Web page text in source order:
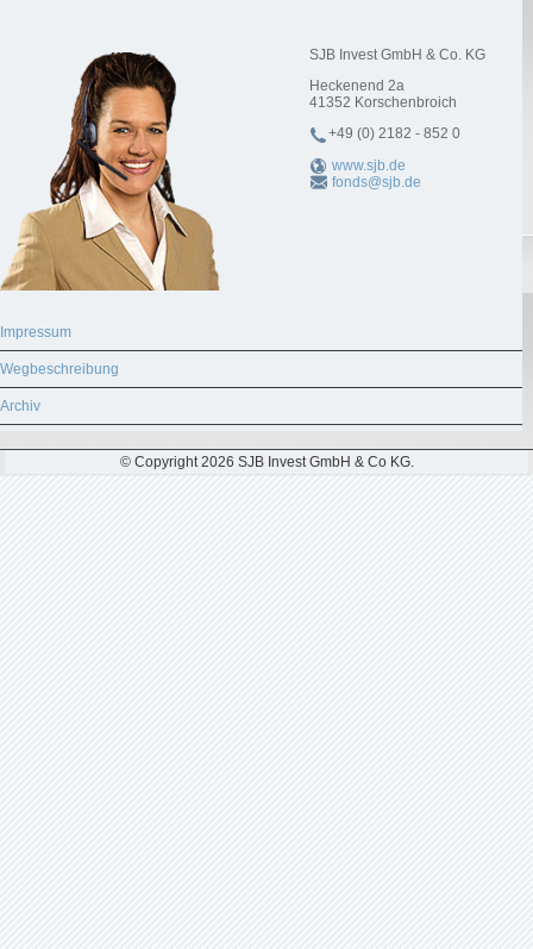
SJB Invest GmbH & Co. KG
Heckenend 2a
41352 Korschenbroich
+49 (0) 2182 - 852 0
www.sjb.de
fonds@sjb.de
Impressum
Wegbeschreibung
Archiv
© Copyright 2026 SJB Invest GmbH & Co KG.